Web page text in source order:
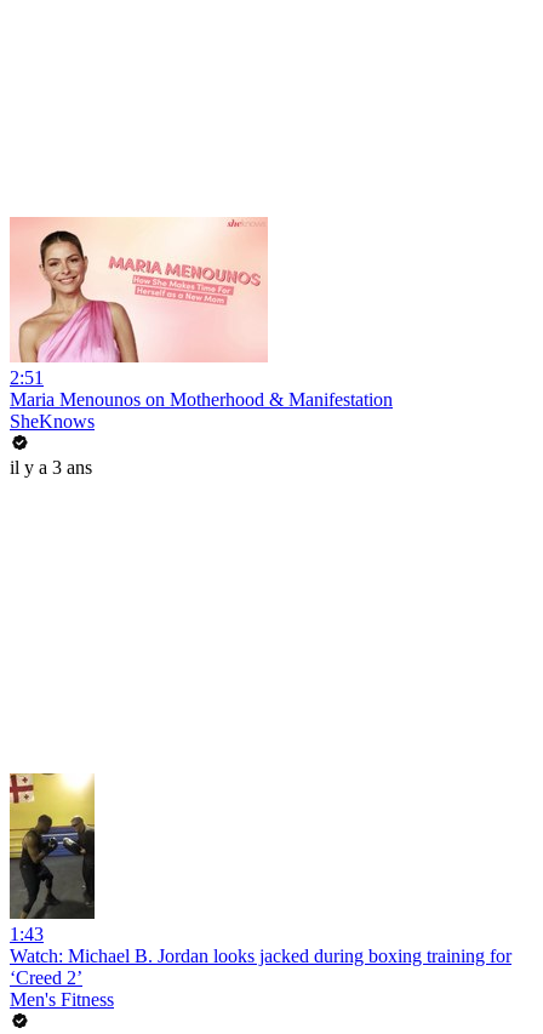
2:51
Maria Menounos on Motherhood & Manifestation
SheKnows
il y a 3 ans
1:43
Watch: Michael B. Jordan looks jacked during boxing training for
‘Creed 2’
Men's Fitness